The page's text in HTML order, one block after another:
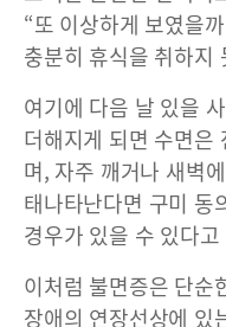
“또 이상하게 보였을
충분히 휴식을 취하지
여기에 다음 날 있을
더해지게 되면 수면은
며, 자주 깨거나 새벽
태나타난다면 구미 동
경우가 있을 수 있다
이처럼 불면증은 단순
장애의 연장선상에 있